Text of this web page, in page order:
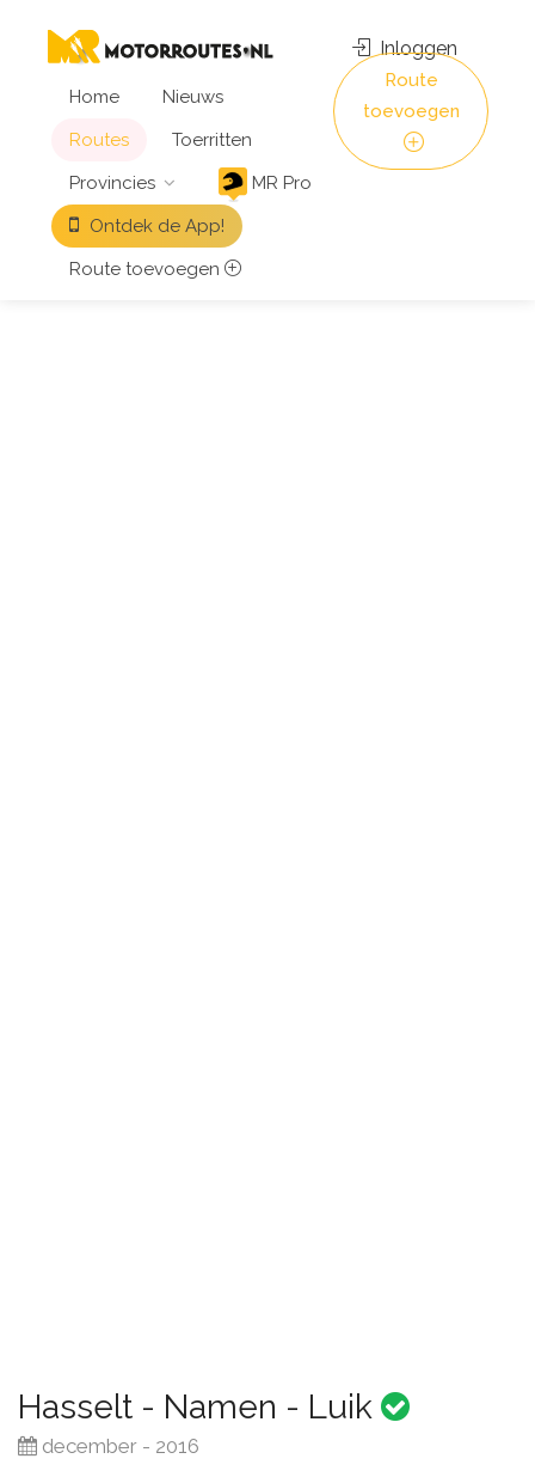
Home
Nieuws
Routes
Toerritten
Provincies
MR Pro
Ontdek de App!
Route toevoegen
Inloggen
Route
toevoegen
Hasselt - Namen - Luik
december - 2016